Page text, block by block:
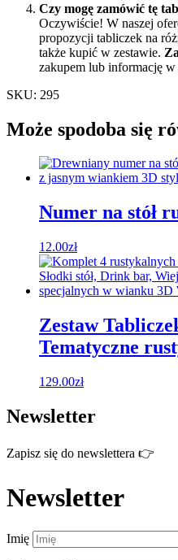
Czy mogę zamówić tę
Oczywiście! W naszej
propozycji tabliczek na
także kupić w zestawie.
zakupem lub informację
SKU: 295
Może spodoba się
Numer na stół
12.00zł
Zestaw
Tematyczne
129.00zł
Newsletter
Zapisz się do newslettera 👉
Newsletter
Imię